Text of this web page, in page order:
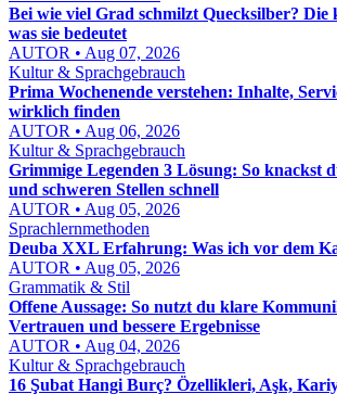
Bei wie viel Grad schmilzt Quecksilber?
was sie bedeutet
AUTOR • Aug 07, 2026
Kultur & Sprachgebrauch
Prima Wochenende verstehen: Inhalte,
wirklich finden
AUTOR • Aug 06, 2026
Kultur & Sprachgebrauch
Grimmige Legenden 3 Lösung: So knackst
und schweren Stellen schnell
AUTOR • Aug 05, 2026
Sprachlernmethoden
Deuba XXL Erfahrung: Was ich vor dem
AUTOR • Aug 05, 2026
Grammatik & Stil
Offene Aussage: So nutzt du klare
Vertrauen und bessere Ergebnisse
AUTOR • Aug 04, 2026
Kultur & Sprachgebrauch
16 Şubat Hangi Burç? Özellikleri, Aşk,